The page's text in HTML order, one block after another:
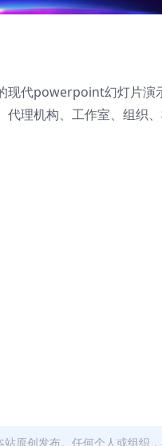
现代powerpoint幻灯片
理机构、工作室、组织
原创发布。任何个人或组织